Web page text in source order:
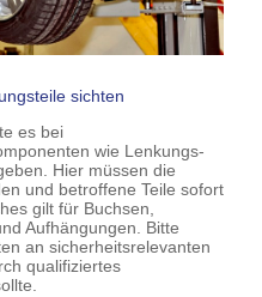
sichten
es bei
wie Lenkungs-
Hier müssen die
und betroffene Teile sofort
gilt für Buchsen,
Aufhängungen. Bitte
an sicherheitsrelevanten
qualifiziertes